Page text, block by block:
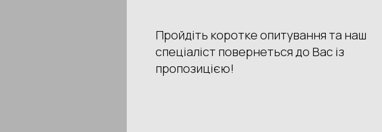
3 038 грн
1 890 грн